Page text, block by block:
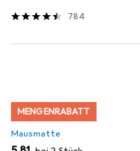
784
MENGENRABATT
Mausmatte